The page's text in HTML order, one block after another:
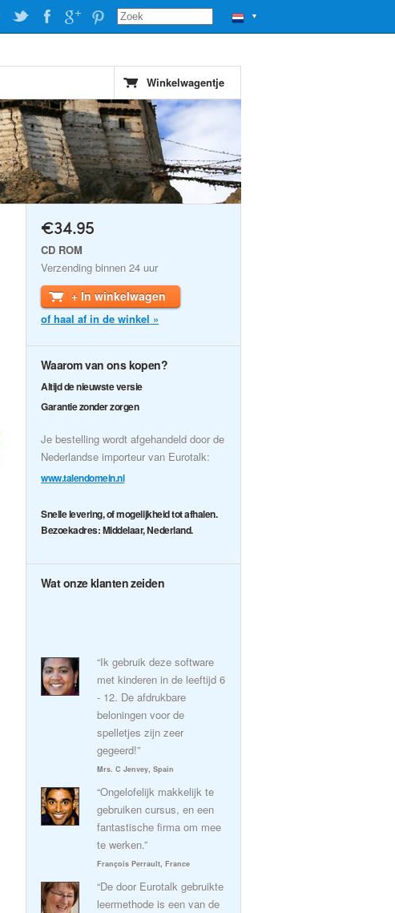
▼
Winkelwagentje
€34.95
CD ROM
Verzending binnen 24 uur
+ In winkelwagen
of haal af in de winkel »
Waarom van ons kopen?
Altijd de nieuwste versie
Garantie zonder zorgen
Je bestelling wordt afgehandeld door de
Nederlandse importeur van Eurotalk:
www.talendomein.nl
Snelle levering, of mogelijkheid tot afhalen.
Bezoekadres: Middelaar, Nederland.
Wat onze klanten zeiden
“Ik gebruik deze software
met kinderen in de leeftijd 6
- 12. De afdrukbare
beloningen voor de
spelletjes zijn zeer
gegeerd!”
Mrs. C Jenvey, Spain
“Ongelofelijk makkelijk te
gebruiken cursus, en een
fantastische firma om mee
te werken.”
François Perrault, France
“De door Eurotalk gebruikte
leermethode is een van de